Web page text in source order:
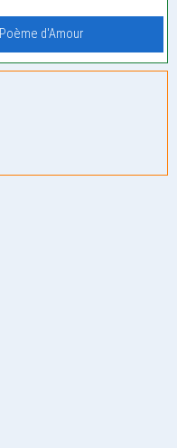
Poème d'Amour